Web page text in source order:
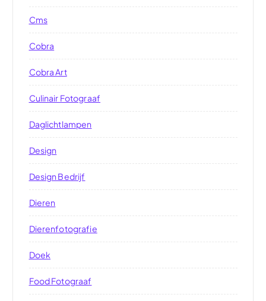
Cms
Cobra
Cobra Art
Culinair Fotograaf
Daglichtlampen
Design
Design Bedrijf
Dieren
Dierenfotografie
Doek
Food Fotograaf